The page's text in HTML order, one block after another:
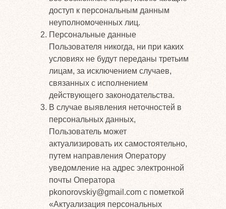
доступ к персональным данным
неуполномоченных лиц.
Персональные данные
Пользователя никогда, ни при каких
условиях не будут переданы третьим
лицам, за исключением случаев,
связанных с исполнением
действующего законодательства.
В случае выявления неточностей в
персональных данных,
Пользователь может
актуализировать их самостоятельно,
путем направления Оператору
уведомление на адрес электронной
почты Оператора
pkonorovskiy@gmail.com с пометкой
«Актуализация персональных